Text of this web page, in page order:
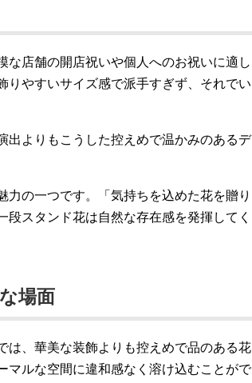
店舗の開店祝いや個人へのお祝いに適し
りやすいサイズ感で派手すぎず、それでい
出よりもこうした控えめで温かみのあるデ
力の一つです。「気持ちを込めた花を贈り
スタンド花は自然な存在感を発揮してく
場面
は、華美な装飾よりも控えめで品のある花
マルな空間に違和感なく溶け込むことがで